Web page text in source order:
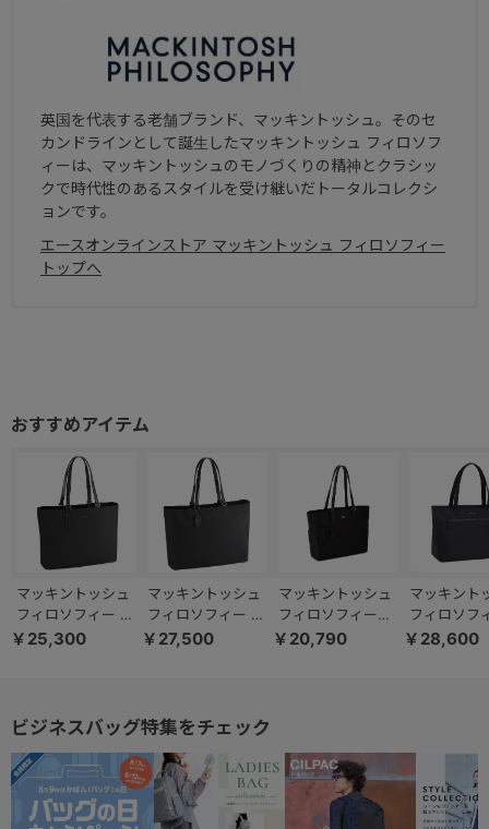
英国を代表する老舗ブランド、マッキントッシュ。そのセ
カンドラインとして誕生したマッキントッシュ フィロソフ
ィーは、マッキントッシュのモノづくりの精神とクラシッ
クで時代性のあるスタイルを受け継いだトータルコレクシ
ョンです。
エースオンラインストア マッキントッシュ フィロソフィー
トップへ
マッキントッシュ
フィロソフィー ミ
ア 11203 トートバ
￥25,300
マッキントッシュ
フィロソフィー ミ
ア 11204 トートバ
￥27,500
マッキントッシュ
フィロソフィー
5W32 A4サイズ
￥20,790
マッキント
フィロソフ
ービストン
￥28,600
ビジネスバッグ特集をチェック